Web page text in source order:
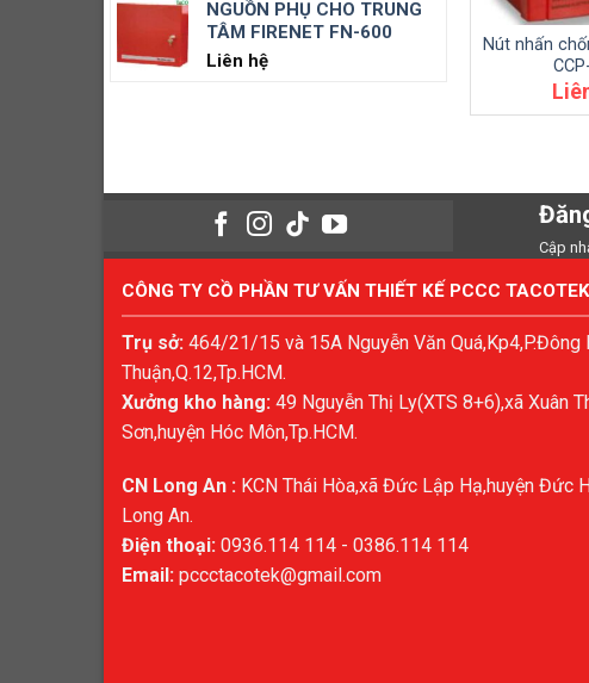
NGUỒN PHỤ CHO TRUNG
TÂM FIRENET FN-600
Liên hệ
Nút nhấn
Cập
CÔNG TY CỒ PHẦN TƯ VẤN THIẾT KẾ PCCC TACOTEK
Trụ sở: 464/21/15 và 15A Nguyễn Văn Quá,Kp4,P.Đông
Thuận,Q.12,Tp.HCM.
Xưởng kho hàng: 49 Nguyễn Thị Ly(XTS 8+6),xã Xuân
Sơn,huyện Hóc Môn,Tp.HCM.
CN Long An : KCN Thái Hòa,xã Đức Lập Hạ,huyện Đức
Long An.
Điện thoại: 0936.114 114 - 0386.114 114
Email: pccctacotek@gmail.com